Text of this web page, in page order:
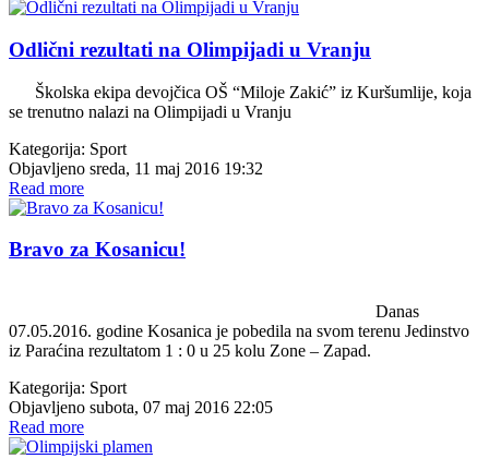
Odlični rezultati na Olimpijadi u Vranju
Školska ekipa devojčica OŠ “Miloje Zakić” iz Kuršumlije, koja
se trenutno nalazi na Olimpijadi u Vranju
Kategorija: Sport
Objavljeno sreda, 11 maj 2016 19:32
Read more
Bravo za Kosanicu!
Danas
07.05.2016. godine Kosanica je pobedila na svom terenu Jedinstvo
iz Paraćina rezultatom 1 : 0 u 25 kolu Zone – Zapad.
Kategorija: Sport
Objavljeno subota, 07 maj 2016 22:05
Read more